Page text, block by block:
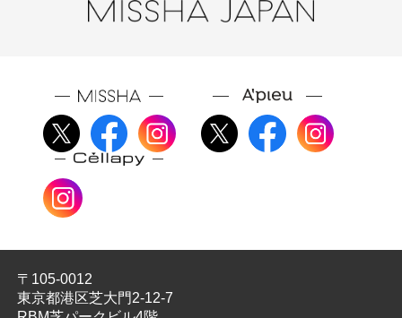
〒105-0012
東京都港区芝大門2-12-7